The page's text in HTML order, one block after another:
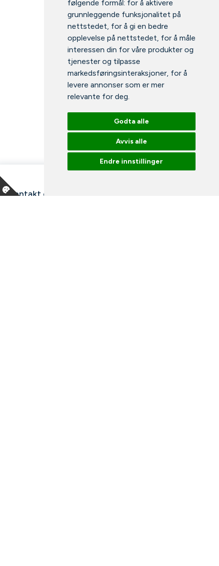
følgende formål: for å aktivere
grunnleggende funksjonalitet på
nettstedet, for å gi en bedre
opplevelse på nettstedet, for å måle
interessen din for våre produkter og
tjenester og tilpasse
markedsføringsinteraksjoner, for å
levere annonser som er mer
relevante for deg.
Godta alle
Avvis alle
Endre innstillinger
Kontakt oss